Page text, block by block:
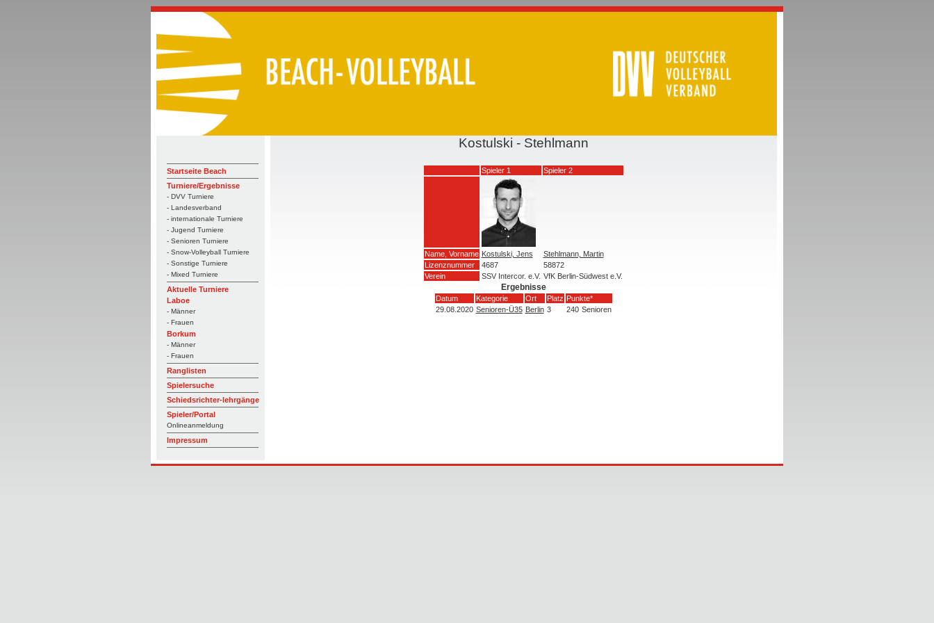
Startseite Beach
Turniere/Ergebnisse
- DVV Turniere
- Landesverband
- internationale Turniere
- Jugend Turniere
- Senioren Turniere
- Snow-Volleyball Turniere
- Sonstige Turniere
- Mixed Turniere
Aktuelle Turniere
Laboe
- Männer
- Frauen
Borkum
- Männer
- Frauen
Ranglisten
Spielersuche
Schiedsrichter-lehrgänge
Spieler/Portal
Onlineanmeldung
Impressum
Kostulski - Stehlmann
Spieler 1 Spieler 2
Name, Vorname Kostulski, Jens
Stehlmann, Martin
Lizenznummer
4687
58872
Verein
SSV Intercor. e.V. VfK Berlin-Südwest e.V.
Ergebnisse
Datum Kategorie Ort Platz Punkte*
29.08.2020 Senioren-Ü35 Berlin 3 240 Senioren